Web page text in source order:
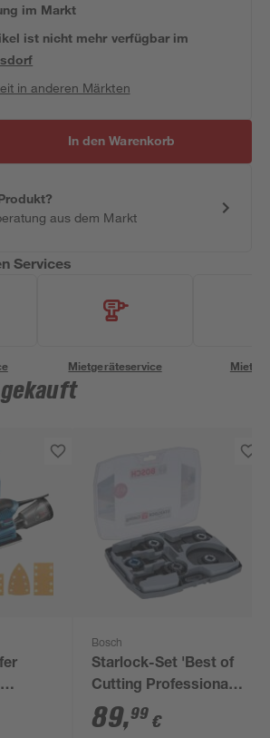
im Markt
ist nicht mehr verfügbar im
in anderen Märkten
In den Warenkorb
aus dem Markt
Services
Mietgeräteservice
W,
und
Bosch
Starlock-Set 'Best of
Cutting Professional'
Tauch-/
5-teilig
89,99 €